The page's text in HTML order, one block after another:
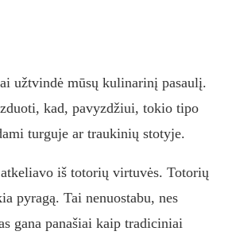
užtvindė mūsų kulinarinį pasaulį.
kad, pavyzdžiui, tokio tipo
turguje ar traukinių stotyje.
iš totorių virtuvės. Totorių
pyragą. Tai nenuostabu, nes
gana panašiai kaip tradiciniai